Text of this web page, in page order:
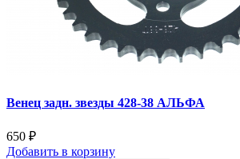
Венец задн. звезды 428-38 АЛЬФА
650 ₽
Добавить в корзину